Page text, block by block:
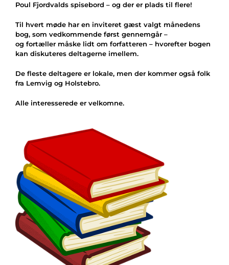
Poul Fjordvalds spisebord – og der er plads til flere!
Til hvert møde har en inviteret gæst valgt månedens
bog, som vedkommende først gennemgår –
og fortæller måske lidt om forfatteren – hvorefter bogen
kan diskuteres deltagerne imellem.
De fleste deltagere er lokale, men der kommer også folk
fra Lemvig og Holstebro.
Alle interesserede er velkomne.